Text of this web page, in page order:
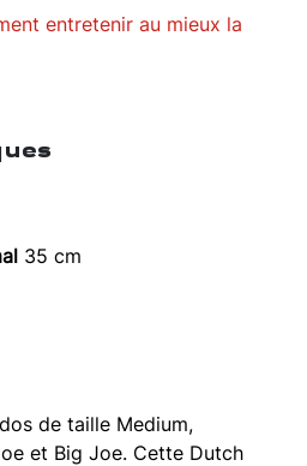
entretenir au mieux la
35 cm
de taille Medium,
et Big Joe. Cette Dutch